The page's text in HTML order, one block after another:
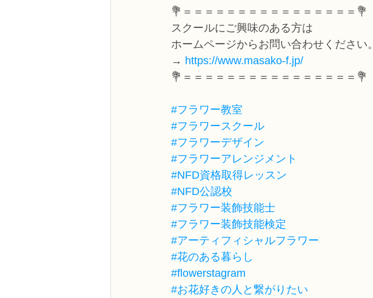
💐＝＝＝＝＝＝＝＝＝＝＝＝＝＝＝＝💐
スクールにご興味のある方は
ホームページからお問い合わせください。
→ https://www.masako-f.jp/
💐＝＝＝＝＝＝＝＝＝＝＝＝＝＝＝＝💐
#フラワー教室
#フラワースクール
#フラワーデザイン
#フラワーアレンジメント
#NFD資格取得レッスン
#NFD公認校
#フラワー装飾技能士
#フラワー装飾技能検定
#アーティフィシャルフラワー
#花のある暮らし
#flowerstagram
#お花好きの人と繋がりたい